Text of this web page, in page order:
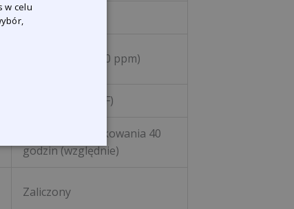
2 – Średnia (5000 ppm)
3 – Duża (33 NPF)
Maks. czas użytkowania 40
godzin (względnie)
Zaliczony
w celu